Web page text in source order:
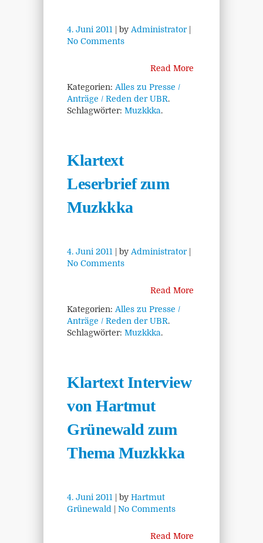
4. Juni 2011 | by Administrator|
No Comments
Read More
Kategorien: Alles zu Presse /
Anträge / Reden der UBR.
Schlagwörter: Muzkkka.
Klartext
Leserbrief zum
Muzkkka
4. Juni 2011 | by Administrator|
No Comments
Read More
Kategorien: Alles zu Presse /
Anträge / Reden der UBR.
Schlagwörter: Muzkkka.
Klartext Interview
von Hartmut
Grünewald zum
Thema Muzkkka
4. Juni 2011 | by Hartmut
Grünewald
No Comments
Read More